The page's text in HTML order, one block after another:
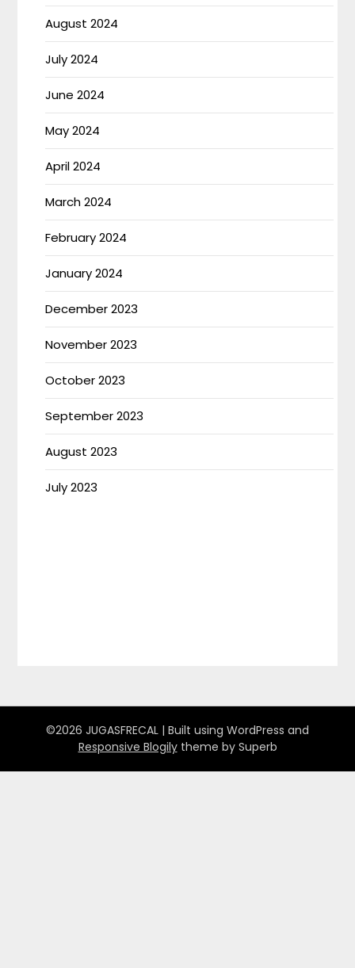
August 2024
July 2024
June 2024
May 2024
April 2024
March 2024
February 2024
January 2024
December 2023
November 2023
October 2023
September 2023
August 2023
July 2023
©2026 JUGASFRECAL | Built using WordPress and
Responsive Blogilytheme by Superb